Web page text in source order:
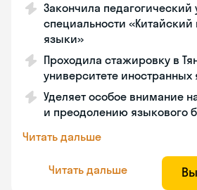
Закончила педагогический
специальности
языки»
Проходила стажировку в
университете иностранных
Уделяет особое внимание
и преодолению языкового
Читать дальше
Читать дальше